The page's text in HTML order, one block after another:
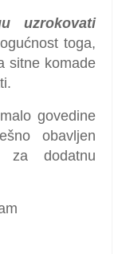
uzrokovati
toga,
sitne komade
govedine
obavljen
za dodatnu